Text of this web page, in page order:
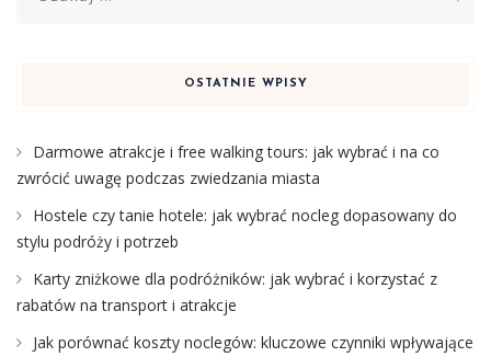
OSTATNIE WPISY
Darmowe atrakcje i free walking tours: jak wybrać i na co
zwrócić uwagę podczas zwiedzania miasta
Hostele czy tanie hotele: jak wybrać nocleg dopasowany do
stylu podróży i potrzeb
Karty zniżkowe dla podróżników: jak wybrać i korzystać z
rabatów na transport i atrakcje
Jak porównać koszty noclegów: kluczowe czynniki wpływające